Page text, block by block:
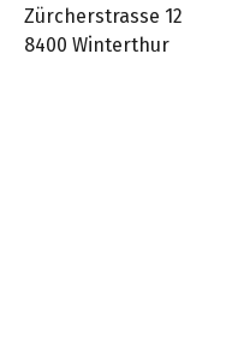
Zürcherstrasse 12
8400 Winterthur